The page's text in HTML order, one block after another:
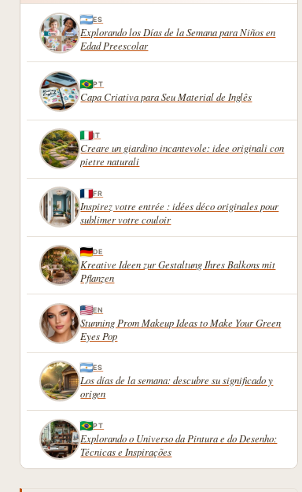
ES
Explorando los Días de la Semana para Niños en
Edad Preescolar
PT
Capa Criativa para Seu Material de Inglês
IT
Creare un giardino incantevole: idee originali con
pietre naturali
FR
Inspirez votre entrée : idées déco originales pour
sublimer votre couloir
DE
Kreative Ideen zur Gestaltung Ihres Balkons mit
Pflanzen
EN
Stunning Prom Makeup Ideas to Make Your Green
Eyes Pop
ES
Los días de la semana: descubre su significado y
origen
PT
Explorando o Universo da Pintura e do Desenho:
Técnicas e Inspirações